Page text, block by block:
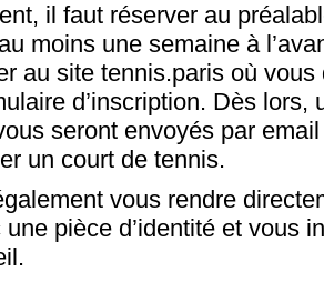
il faut réserver au
moins une semaine à
au site tennis.paris où
d’inscription. Dès lors,
seront envoyés par
un court de tennis.
vous rendre
pièce d’identité et vous